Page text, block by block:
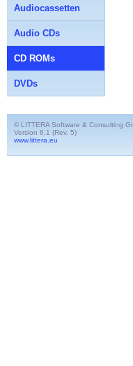
Audiocassetten
Audio CDs
CD ROMs
DVDs
© LITTERA Software & Consulting
Version 6.1 (Rev. 5)
www.littera.eu